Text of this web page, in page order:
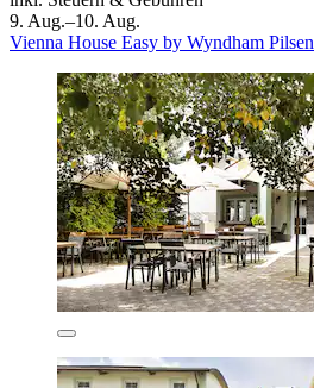
9. Aug.–10. Aug.
Vienna House Easy by Wyndham Pilsen